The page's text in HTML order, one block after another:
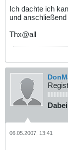
Ich dachte ich
und
Thx@all
06.05.2007, 13:41